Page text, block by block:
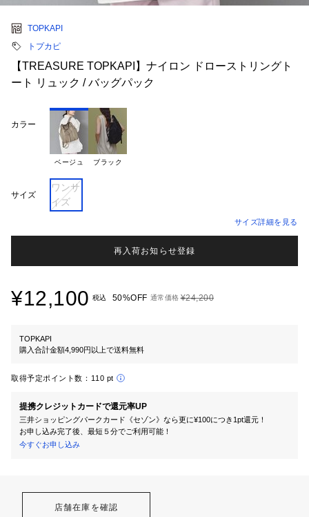
TOPKAPI
トプカピ
【TREASURE TOPKAPI】ナイロン ドローストリングト
ート リュック / バッグパック
カラー
ベージュ ブラック
サイズ
ワンサ
イズ
サイズ詳細を見る
再入荷お知らせ登録
¥12,100 税込 50%OFF 通常価格 ¥24,200
TOPKAPI
購入合計金額4,990円以上で送料無料
取得予定ポイント数： 110 pt
提携クレジットカードで還元率UP
三井ショッピングパークカード《セゾン》なら更に¥100につき1pt還元！
お申し込み完了後、最短５分でご利用可能！
今すぐお申し込み
店舗在庫を確認